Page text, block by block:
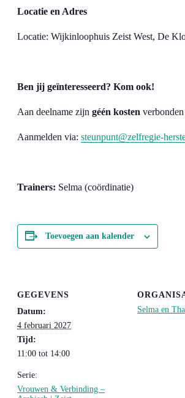
Locatie en Adres
Locatie: Wijkinloophuis Zeist West, De
Ben jij geïnteresseerd? Kom ook!
Aan deelname zijn géén kosten verbonden
Aanmelden via: steunpunt@zelfregie-
Trainers: Selma (coördinatie)
Toevoegen aan kalender
GEGEVENS
Datum:
4 februari 2027
Tijd:
11:00 tot 14:00
Serie:
Vrouwen & Verbinding –
Selma en